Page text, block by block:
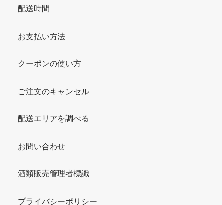
配送時間
お支払い方法
クーポンの使い方
ご注文のキャンセル
配送エリアを調べる
お問い合わせ
酒類販売管理者標識
プライバシーポリシー